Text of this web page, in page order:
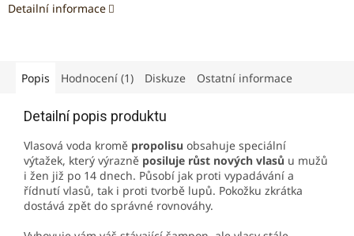
Detailní informace
Popis Hodnocení (1) Diskuze Ostatní informace
Detailní popis produktu
Vlasová voda kromě propolisu obsahuje speciální
výtažek, který výrazně posiluje růst nových vlasů u mužů
i žen již po 14 dnech. Působí jak proti vypadávání a
řídnutí vlasů, tak i proti tvorbě lupů. Pokožku zkrátka
dostává zpět do správné rovnováhy.